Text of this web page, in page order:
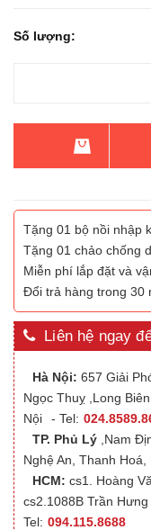
Số lượng:
Tặng 01 bộ nồi nhập
Tặng 01 chảo chống
Miễn phí lắp đặt và
Đổi trả hàng trong 30
Liên hệ ngay
Hà Nội: 657 Giải
Ngọc Thuỵ ,Long
Nội
- Tel:
TP. Phủ Lý ,Nam
Nghệ An, Thanh Hoá,
HCM: cs1. Hoàng
cs2.1088B Trần
Tel: 094.115.8688